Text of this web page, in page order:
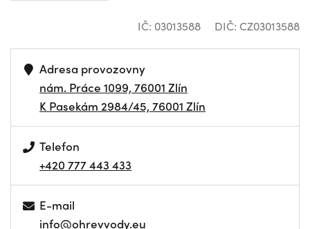
IČ: 03013588 DIČ: CZ03013588
Adresa provozovny
nám. Práce 1099, 76001 Zlín
K Pasekám 2984/45, 76001 Zlín
Telefon
+420 777 443 433
E-mail
info@ohrevvody.eu